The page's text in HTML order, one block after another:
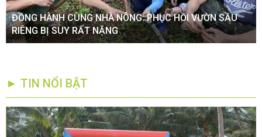
ĐỒNG HÀNH CÙNG NHÀ NÔNG: PHỤC HỒI VƯỜN SẦU
RIÊNG BỊ SUY RẤT NẶNG
► TIN NỔI BẬT